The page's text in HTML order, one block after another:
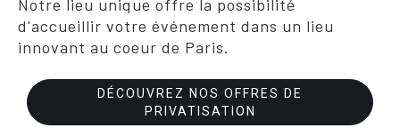
Notre lieu unique offre la possibilité
d'accueillir votre événement dans un lieu
innovant au coeur de Paris.
DÉCOUVREZ NOS OFFRES DE
PRIVATISATION